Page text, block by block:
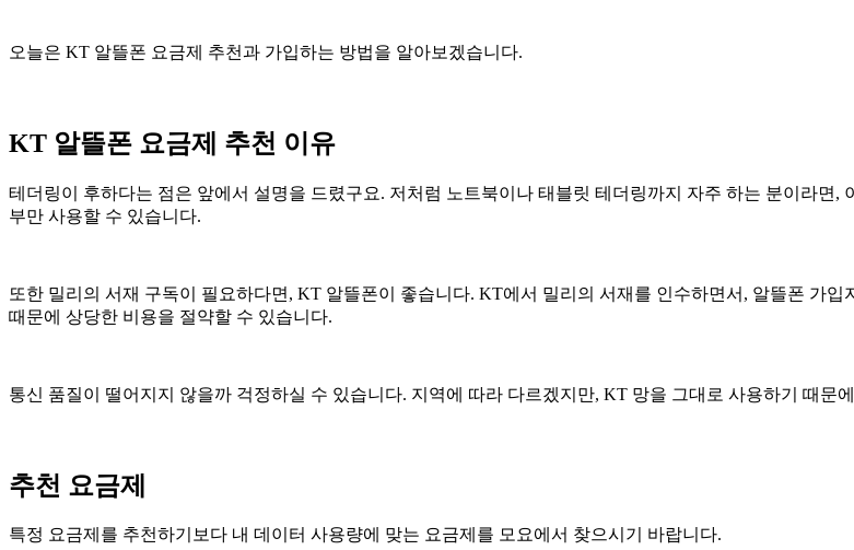
오늘은 KT 알뜰폰 요금제 추천과 가입하는 방법을 알아보겠습니다.
KT 알뜰폰 요금제 추천 이유
테더링이 후하다는 점은 앞에서 설명을 드렸구요. 저처럼 노트북이나 태블릿 테더링까지 자주 하는 분이라면
부만 사용할 수 있습니다.
또한 밀리의 서재 구독이 필요하다면, KT 알뜰폰이 좋습니다. KT에서 밀리의 서재를 인수하면서, 알뜰폰 가
때문에 상당한 비용을 절약할 수 있습니다.
통신 품질이 떨어지지 않을까 걱정하실 수 있습니다. 지역에 따라 다르겠지만, KT 망을 그대로 사용하기 때문
추천 요금제
특정 요금제를 추천하기보다 내 데이터 사용량에 맞는 요금제를 모요에서 찾으시기 바랍니다.